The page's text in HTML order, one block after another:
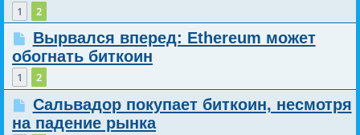
1 2
Вырвался вперед: Ethereum может
обогнать биткоин
1 2
Сальвадор покупает биткоин, несмотря
на падение рынка